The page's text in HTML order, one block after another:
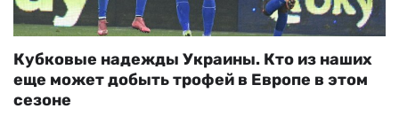
Кубковые надежды Украины. Кто из наших
еще может добыть трофей в Европе в этом
сезоне